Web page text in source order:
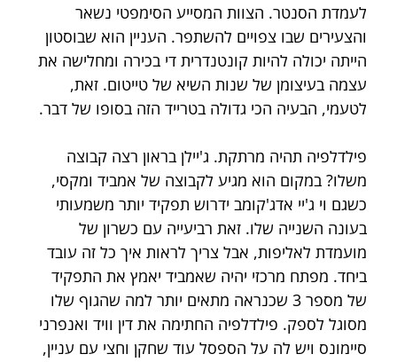
לעמדת הסנטר. הצוות המסייע הסימפטי נשאר
והצעירים שבו צפויים להשתפר. העניין הוא שבוסטון
הייתה יכולה להיות קונטנדרית די בכירה ומחלישה את
עצמה בעיצומן של שנות השיא של טייטום. זאת,
לטעמי, הבעיה הכי גדולה בטרייד הזה בסופו של דבר.
פילדלפיה תהיה מרתקת. ג'יילן בראון רצה קבוצה
משלו? במקום הוא מגיע לקבוצה של אמביד ומקסי,
כשגם וי ג'יי אדג'קומב ידרוש תפקיד יותר משמעותי
בעונה השנייה שלו. זאת רביעייה עם כשרון של
מועמדת לאליפות, אבל צריך לראות איך כל זה עובד
ביחד. מפתח מרכזי יהיה שאמביד יאמץ את התפקיד
של מספר 3 שכנראה מתאים יותר למה שהגוף שלו
מסוגל לספק. פילדלפיה החתימה את דין וויד ואנפרני
סיימונס ויש לה על הספסל עוד שחקן וחצי עם עניין,